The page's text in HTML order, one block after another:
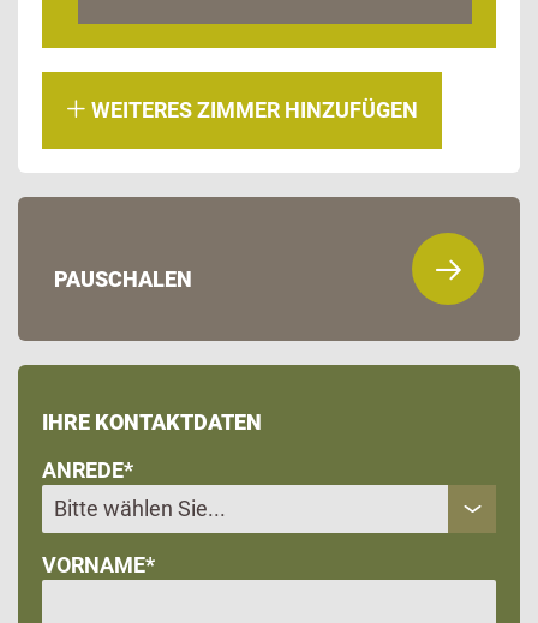
WEITERES ZIMMER HINZUFÜGEN
PAUSCHALEN
IHRE KONTAKTDATEN
ANREDE*
VORNAME*